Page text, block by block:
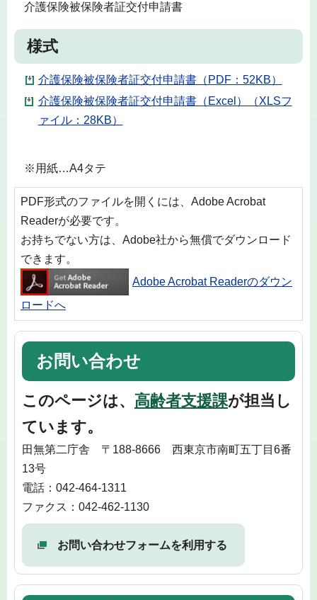
介護保険被保険者証交付申請書
様式
介護保険被保険者証交付申請書（PDF：52KB）
介護保険被保険者証交付申請書（Excel）（XLSフ
ァイル：28KB）
※用紙…A4タテ
PDF形式のファイルを開くには、Adobe Acrobat
Readerが必要です。
お持ちでない方は、Adobe社から無償でダウンロード
できます。
Adobe Acrobat Readerのダウン
ロードへ
お問い合わせ
このページは、 高齢者支援課が担当し
ています。
田無第二庁舎 〒188-8666 西東京市南町五丁目6番
13号
電話：042-464-1311
ファクス：042-462-1130
お問い合わせフォームを利用する